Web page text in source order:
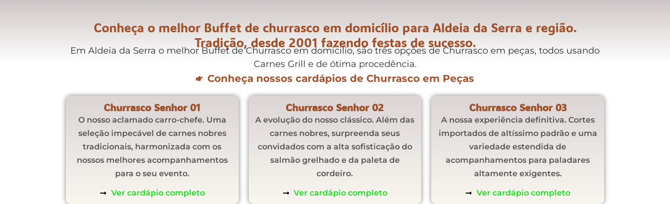
Conheça o melhor Buffet de churrasco em domicílio para Aldeia da Serra e região.
Tradição, desde 2001 fazendo festas de sucesso.
Em Aldeia da Serra o melhor Buffet de Churrasco em domicilio, são três opções de Churrasco em peças, todos usando
Carnes Grill e de ótima procedência.
Conheça nossos cardápios de Churrasco em Peças
Churrasco Senhor 01
O nosso aclamado carro-chefe. Uma
seleção impecável de carnes nobres
tradicionais, harmonizada com os
nossos melhores acompanhamentos
para o seu evento.
Ver cardápio completo
Churrasco Senhor 02
A evolução do nosso clássico. Além das
carnes nobres, surpreenda seus
convidados com a alta sofisticação do
salmão grelhado e da paleta de
cordeiro.
Ver cardápio completo
Churrasco Senhor 03
A nossa experiência definitiva. Cortes
importados de altíssimo padrão e uma
variedade estendida de
acompanhamentos para paladares
altamente exigentes.
Ver cardápio completo